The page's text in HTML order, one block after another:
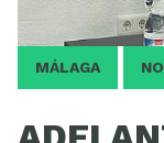
MÁLAGA